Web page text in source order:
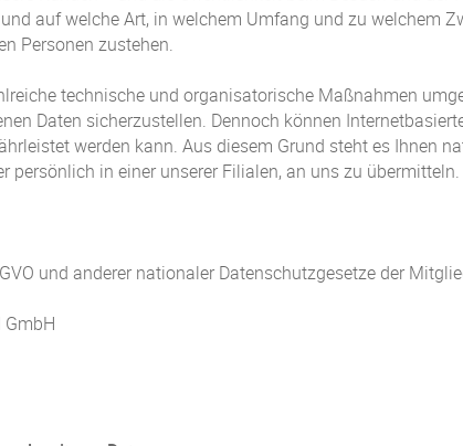
auf welche Art, in welchem Umfang und zu welchem
Personen zustehen.
technische und organisatorische Maßnahmen
Daten sicherzustellen. Dennoch können
werden kann. Aus diesem Grund steht es Ihnen
persönlich in einer unserer Filialen, an uns zu übermitteln.
und anderer nationaler Datenschutzgesetze der
GmbH